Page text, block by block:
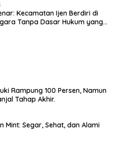
Kecamatan Ijen Berdiri di
Tanpa Dasar Hukum yang
Rampung 100 Persen, Namun
Tahap Akhir.
Mint: Segar, Sehat, dan Alami